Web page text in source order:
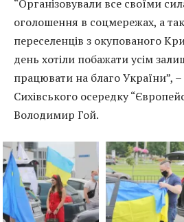
“Організовували все своїми
оголошення в соцмережах, а
переселенців з окупованого
день хотіли побажати усім
працювати на благо України”, –
Сихівського осередку
Володимир Гой.